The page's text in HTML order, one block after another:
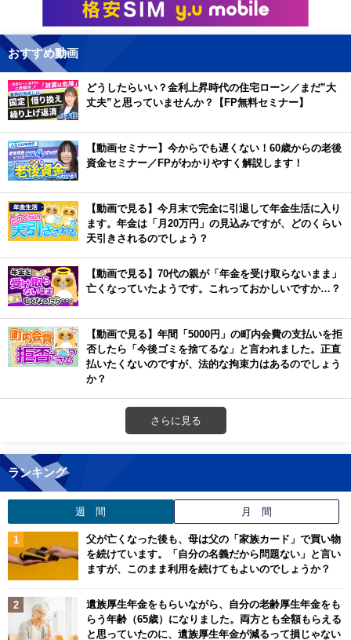
おすすめ動画
どうしたらいい？金利上昇時代の住宅ローン／まだ”大
丈夫”と思っていませんか？【FP無料セミナー】
【動画セミナー】今からでも遅くない！60歳からの老後
資金セミナー／FPがわかりやすく解説します！
【動画で見る】今月末で完全に引退して年金生活に入り
ます。年金は「月20万円」の見込みですが、どのくらい
天引きされるのでしょう？
【動画で見る】70代の親が「年金を受け取らないまま」
亡くなっていたようです。これっておかしいですか…？
【動画で見る】年間「5000円」の町内会費の支払いを拒
否したら「今後ゴミを捨てるな」と言われました。正直
払いたくないのですが、法的な拘束力はあるのでしょう
か？
さらに見る
ランキング
週 間 月 間
父が亡くなった後も、母は父の「家族カード」で買い物
を続けています。「自分の名義だから問題ない」と言い
ますが、このまま利用を続けてもよいのでしょうか？
遺族厚生年金をもらいながら、自分の老齢厚生年金をも
らう年齢（65歳）になりました。両方とも全額もらえる
と思っていたのに、遺族厚生年金が減るって損じゃない